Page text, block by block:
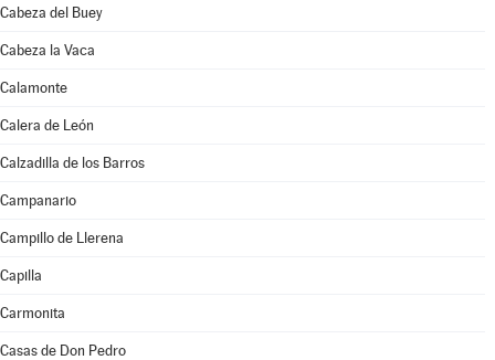
Cabeza del Buey
Cabeza la Vaca
Calamonte
Calera de León
Calzadilla de los Barros
Campanario
Campillo de Llerena
Capilla
Carmonita
Casas de Don Pedro